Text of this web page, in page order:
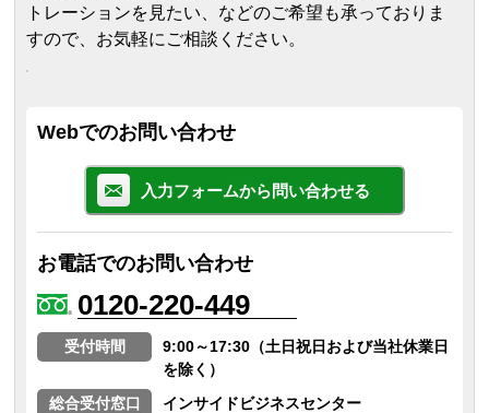
トレーションを見たい、などのご希望も承っておりま
すので、お気軽にご相談ください。
Webでのお問い合わせ
入力フォームから問い合わせる
お電話でのお問い合わせ
0120-220-449
受付時間
9:00～17:30（土日祝日および当社休業日
を除く）
総合受付窓口
インサイドビジネスセンター